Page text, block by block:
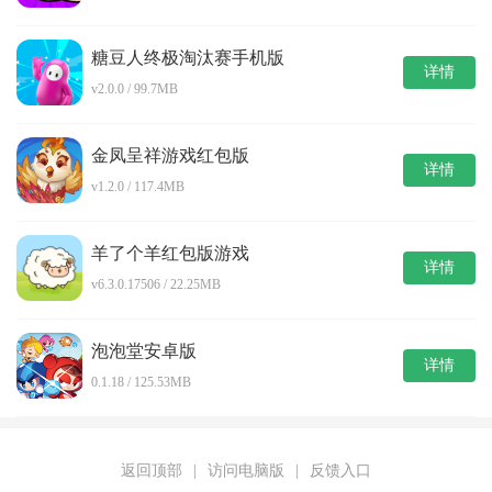
糖豆人终极淘汰赛手机版
v2.0.0 / 99.7MB
详情
金凤呈祥游戏红包版
v1.2.0 / 117.4MB
详情
羊了个羊红包版游戏
v6.3.0.17506 / 22.25MB
详情
泡泡堂安卓版
0.1.18 / 125.53MB
详情
返回顶部 访问电脑版 反馈入口